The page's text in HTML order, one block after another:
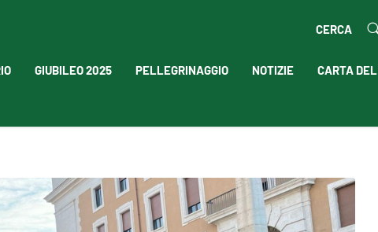
CERCA
GIUBILEO 2025 PELLEGRINAGGIO NOTIZIE CARTA